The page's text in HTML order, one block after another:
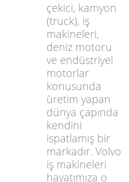
çekici, kamyon
(truck), iş
makineleri,
deniz motoru
ve endüstriyel
motorlar
konusunda
üretim yapan
dünya çapında
kendini
ispatlamış bir
markadır. Volvo
iş makineleri
hayatımıza o